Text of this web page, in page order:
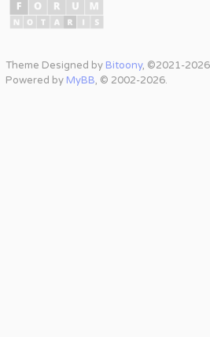
Theme Designed by Bitoony, ©2021-2026
Powered by MyBB, © 2002-2026.